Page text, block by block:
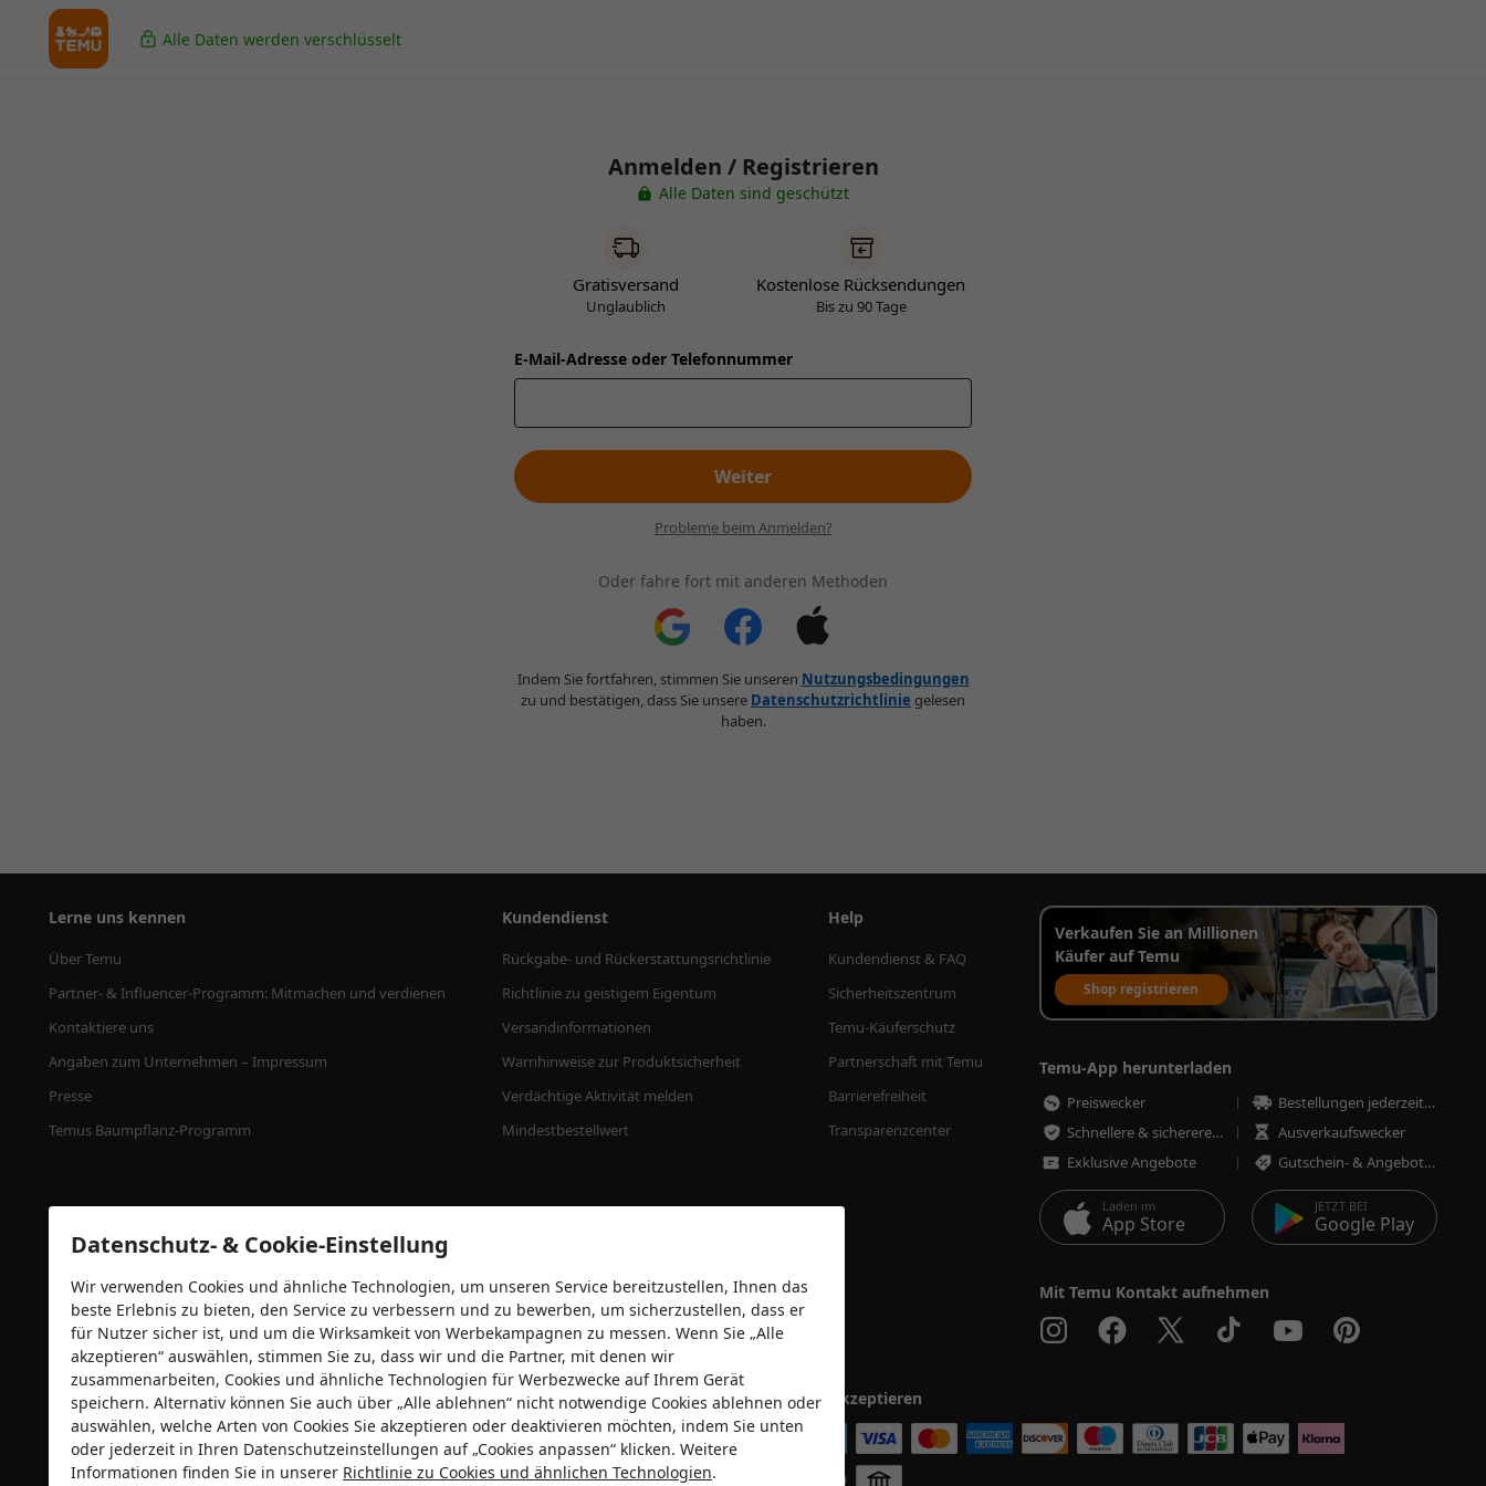
Alle Daten werden verschlüsselt
Anmelden / Registrieren
Alle Daten sind geschützt
Gratisversand
Unglaublich
Kostenlose Rücksendungen
Bis zu 90 Tage
E-Mail-Adresse oder Telefonnummer
Weiter
Probleme beim Anmelden?
Oder fahre fort mit anderen Methoden
Indem Sie fortfahren, stimmen Sie unseren Nutzungsbedingungen
zu und bestätigen, dass Sie unsere Datenschutzrichtlinie gelesen
haben.
Lerne uns kennen
Über Temu
Partner- & Influencer-Programm: Mitmachen und verdienen
Kontaktiere uns
Angaben zum Unternehmen – Impressum
Presse
Temus Baumpflanz-Programm
Kundendienst
Rückgabe- und Rückerstattungsrichtlinie
Richtlinie zu geistigem Eigentum
Versandinformationen
Warnhinweise zur Produktsicherheit
Verdächtige Aktivität melden
Mindestbestellwert
Help
Kundendienst & FAQ
Sicherheitszentrum
Temu-Käuferschutz
Partnerschaft mit Temu
Barrierefreiheit
Transparenzcenter
Verkaufen Sie an Millionen
Käufer auf Temu
Shop registrieren
Temu-App herunterladen
Preiswecker
Bestellungen jederzeit nachverfolgen
Schnellere & sicherere Bestellungen
Ausverkaufswecker
Exklusive Angebote
Gutschein- & Angebotswecker
Laden im
App Store
JETZT BEI
Google Play
Mit Temu Kontakt aufnehmen
Sicherheitszertifizierungen Wir akzeptieren
Datenschutz- & Cookie-Einstellung
Wir verwenden Cookies und ähnliche Technologien, um unseren Service bereitzustellen, Ihnen das
beste Erlebnis zu bieten, den Service zu verbessern und zu bewerben, um sicherzustellen, dass er
für Nutzer sicher ist, und um die Wirksamkeit von Werbekampagnen zu messen. Wenn Sie „Alle
akzeptieren“ auswählen, stimmen Sie zu, dass wir und die Partner, mit denen wir
zusammenarbeiten, Cookies und ähnliche Technologien für Werbezwecke auf Ihrem Gerät
speichern. Alternativ können Sie auch über „Alle ablehnen“ nicht notwendige Cookies ablehnen oder
auswählen, welche Arten von Cookies Sie akzeptieren oder deaktivieren möchten, indem Sie unten
oder jederzeit in Ihren Datenschutzeinstellungen auf „Cookies anpassen“ klicken. Weitere
Informationen finden Sie in unserer Richtlinie zu Cookies und ähnlichen Technologien.